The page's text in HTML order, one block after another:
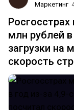
Маркетинг
млн рублей
загрузки на
скорость